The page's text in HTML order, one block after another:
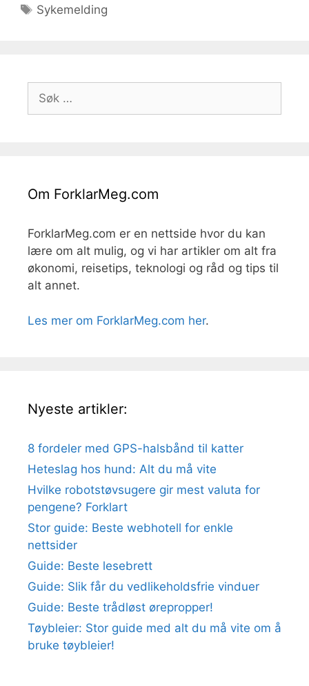
Stikkord
Sykemelding
Søk
etter:
Om ForklarMeg.com
ForklarMeg.com er en nettside hvor du kan
lære om alt mulig, og vi har artikler om alt fra
økonomi, reisetips, teknologi og råd og tips til
alt annet.
Les mer om ForklarMeg.com her.
Nyeste artikler:
8 fordeler med GPS-halsbånd til katter
Heteslag hos hund: Alt du må vite
Hvilke robotstøvsugere gir mest valuta for
pengene? Forklart
Stor guide: Beste webhotell for enkle
nettsider
Guide: Beste lesebrett
Guide: Slik får du vedlikeholdsfrie vinduer
Guide: Beste trådløst ørepropper!
Tøybleier: Stor guide med alt du må vite om å
bruke tøybleier!